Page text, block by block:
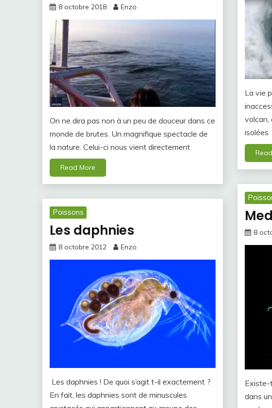
La vie
volcan,
isolées
8 octobre 2018 Enzo
On ne dira pas non à un peu de douceur dans ce
monde de brutes. Un magnifique spectacle de
la nature. Celui-ci nous vient directement
Read More
8
Existe-
dans
Poissons
Les daphnies
8 octobre 2012 Enzo
Les daphnies ! De quoi s’agit t-il exactement ?
En fait, les daphnies sont de minuscules